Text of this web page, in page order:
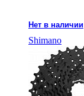
Нет в наличии
Shimano